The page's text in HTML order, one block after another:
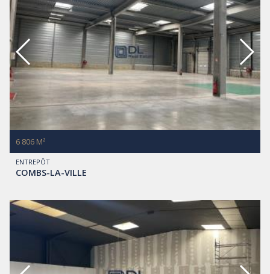
ENTREPÔT
COMBS-LA-VILLE
6 806 M²